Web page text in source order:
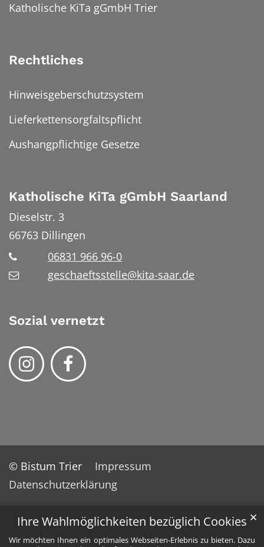
Ihre Wahlmöglichkeiten bezüglich Cookies
Wir möchten Ihnen ein optimales Webseiten-Erlebnis zu bieten. Dazu
✕
Katholische KiTa gGmbH Trier
Rechtliches
Hinweisgeberschutzsystem
Lieferkettensorgfaltspflicht
Aushangpflichtige Gesetze
Katholische KiTa gGmbH Saarland
Dieselstr. 3
66763 Dillingen
06831 966 96-0
geschaeftsstelle@kita-saar.de
Sozial vernetzt
© Bistum Trier
Impressum
Datenschutzerklärung